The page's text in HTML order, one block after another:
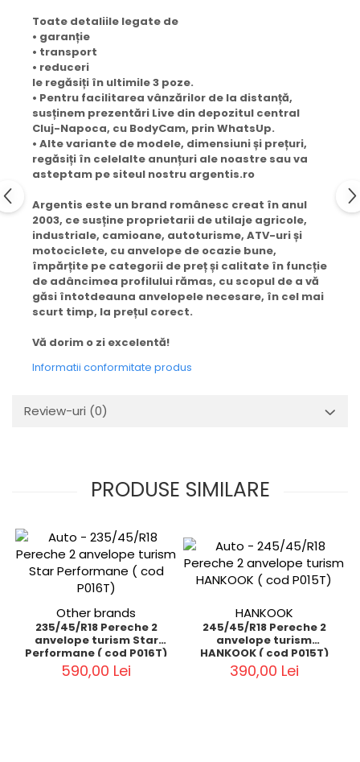
Toate detaliile legate de
• garanție
• transport
• reduceri
le regăsiți în ultimile 3 poze.
• Pentru facilitarea vânzărilor de la distanță,
susținem prezentări Live din depozitul central
Cluj-Napoca, cu BodyCam, prin WhatsUp.
• Alte variante de modele, dimensiuni și prețuri,
regăsiți în celelalte anunțuri ale noastre sau va
asteptam pe siteul nostru argentis.ro
Argentis este un brand românesc creat în anul
2003, ce susține proprietarii de utilaje agricole,
industriale, camioane, autoturisme, ATV-uri și
motociclete, cu anvelope de ocazie bune,
împărțite pe categorii de preț și calitate în funcție
de adâncimea profilului rămas, cu scopul de a vă
găsi întotdeauna anvelopele necesare, în cel mai
scurt timp, la prețul corect.
Vă dorim o zi excelentă!
Informatii conformitate produs
Review-uri (0)
PRODUSE SIMILARE
Other brands
235/45/R18 Pereche 2
anvelope turism Star
Performane ( cod P016T)
590,00 Lei
HANKOOK
245/45/R18 Pereche 2
anvelope turism
HANKOOK ( cod P015T)
390,00 Lei